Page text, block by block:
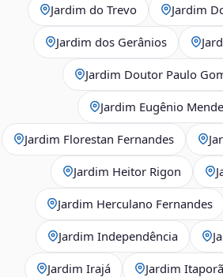
Jardim do Trevo Jardim
Jardim dos Gerânios
Jardim Doutor Paulo
Jardim Eugênio
Jardim Florestan Fernandes
Jardim Heitor Rigon
Jardim Herculano Fernandes
Jardim Independência
Jardim Irajá Jardim Itaporã